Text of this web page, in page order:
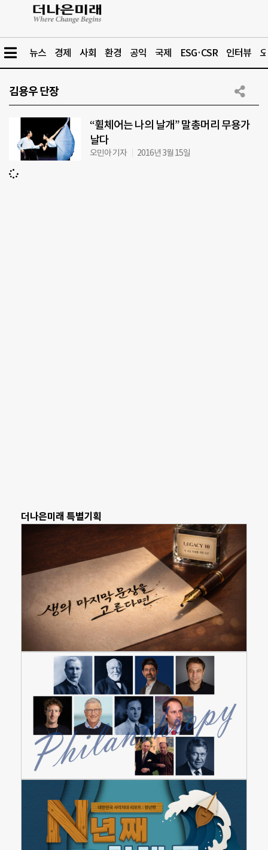
뉴스 경제 사회 환경 공익 국제 ESG·CSR 인터뷰
김용우 단장
“휠체어는 나의 날개” 말총머리 무용가
날다
오민아 기자 2016년 3월 15일
더나은미래 특별기획